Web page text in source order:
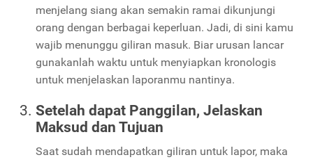
menjelang siang akan semakin ramai dikunjungi
orang dengan berbagai keperluan. Jadi, di sini kamu
wajib menunggu giliran masuk. Biar urusan lancar
gunakanlah waktu untuk menyiapkan kronologis
untuk menjelaskan laporanmu nantinya.
Setelah dapat Panggilan, Jelaskan
Maksud dan Tujuan
Saat sudah mendapatkan giliran untuk lapor, maka